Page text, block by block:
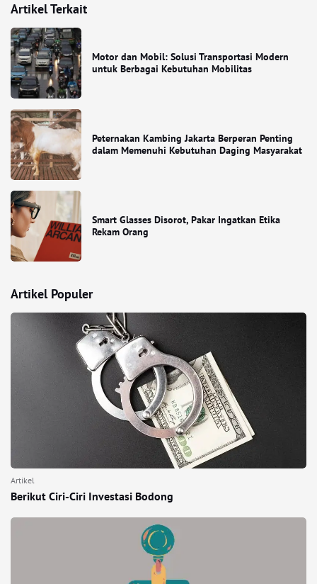
Artikel Terkait
Motor dan Mobil: Solusi Transportasi Modern
untuk Berbagai Kebutuhan Mobilitas
Peternakan Kambing Jakarta Berperan Penting
dalam Memenuhi Kebutuhan Daging Masyarakat
Smart Glasses Disorot, Pakar Ingatkan Etika
Rekam Orang
Artikel Populer
Artikel
Berikut Ciri-Ciri Investasi Bodong